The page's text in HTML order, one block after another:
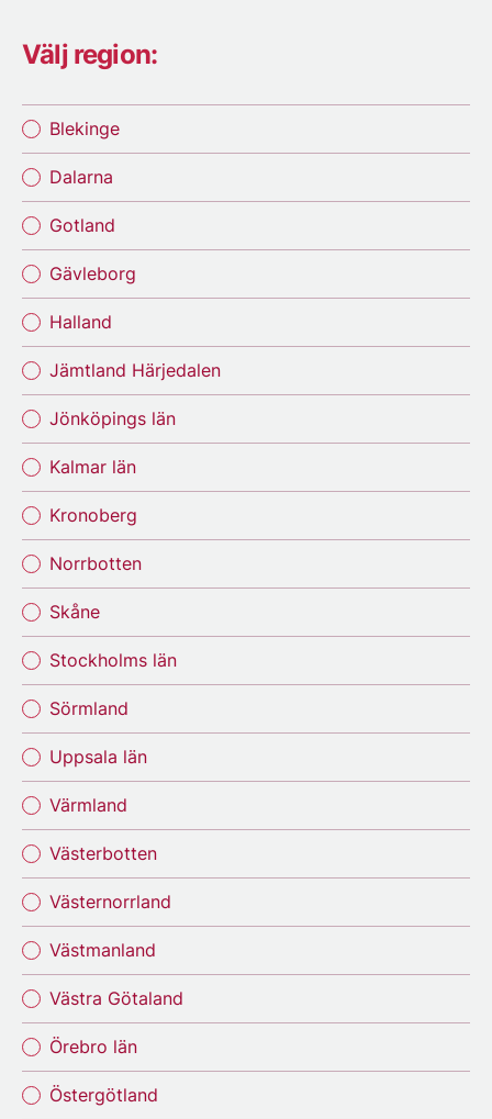
Välj region:
Blekinge
Dalarna
Gotland
Gävleborg
Halland
Jämtland Härjedalen
Jönköpings län
Kalmar län
Kronoberg
Norrbotten
Skåne
Stockholms län
Sörmland
Uppsala län
Värmland
Västerbotten
Västernorrland
Västmanland
Västra Götaland
Örebro län
Östergötland